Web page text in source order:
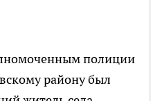
полиции
району был